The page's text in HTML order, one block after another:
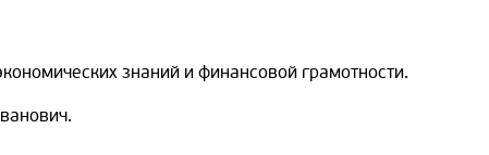
знаний и финансовой грамотности.